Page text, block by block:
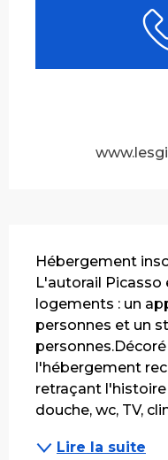
Hébergement
L'autorail Picasso
logements : un
personnes et un
l'hébergement
retraçant
douche, wc, TV,
Lire la suite